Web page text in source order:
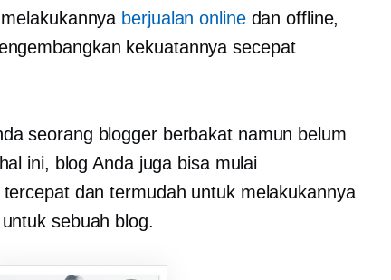
berjualan onlinedan offline,
kekuatannya secepat
seorang blogger berbakat namun belum
ini, blog Anda juga bisa mulai
dan termudah untuk melakukannya
sebuah blog.